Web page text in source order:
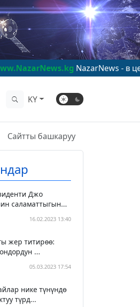
NazarNews - в центре
KY
Сайтты башкаруу
Джо
саламаттыгын...
16.02.2023 13:40
жер титирөө:
...
05.03.2023 17:54
нике түнүндө
түрд...